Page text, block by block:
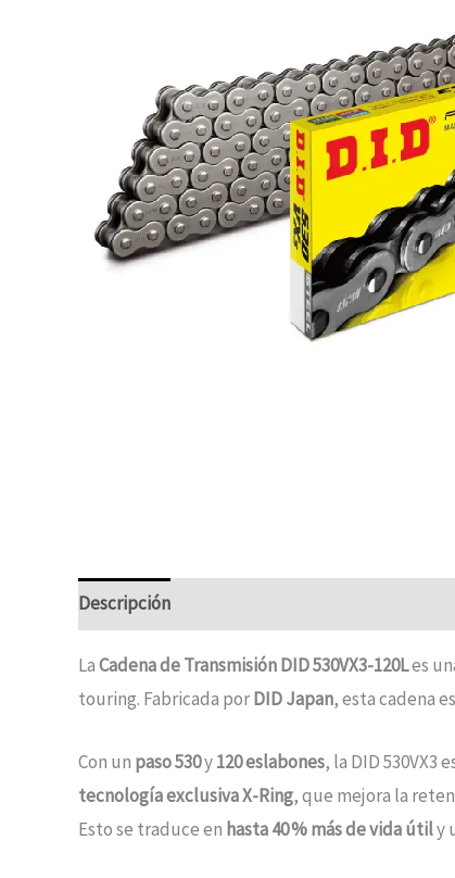
Descripción
LaCadena de Transmisión DID 530VX3-120Les
touring. Fabricada porDID Japan, esta cadena
Con un paso 530y120 eslabones, la DID
tecnología exclusiva X-Ring, que mejora la
Esto se traduce en hasta 40 % más de vida útily